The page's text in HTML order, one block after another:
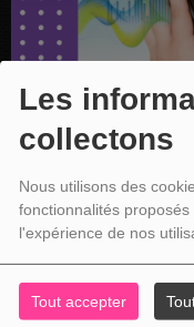
Les
collectons
Nous utilisons des
fonctionnalités
l'expérience de nos
Tout accepter